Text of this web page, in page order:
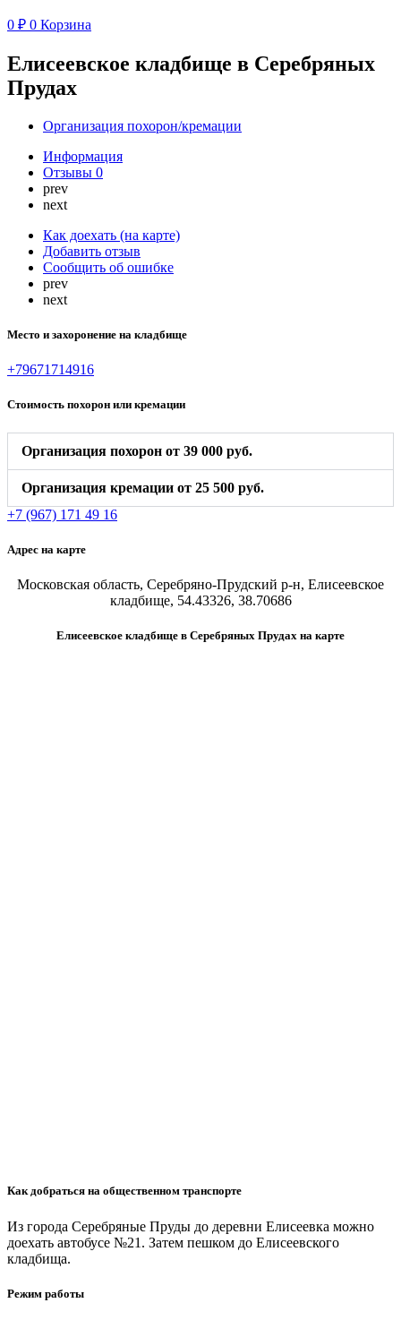
0 ₽ 0 Корзина
Елисеевское кладбище в Серебряных
Прудах
Организация похорон/кремации
Информация
Отзывы 0
prev
next
Как доехать (на карте)
Добавить отзыв
Сообщить об ошибке
prev
next
Место и захоронение на кладбище
+79671714916
Стоимость похорон или кремации
Организация похорон от 39 000 руб.
Организация кремации от 25 500 руб.
+7 (967) 171 49 16
Адрес на карте
Московская область, Серебряно-Прудский р-н, Елисеевское
кладбище, 54.43326, 38.70686
Елисеевское кладбище в Серебряных Прудах на карте
Как добраться на общественном транспорте
Из города Серебряные Пруды до деревни Елисеевка можно
доехать автобусе №21. Затем пешком до Елисеевского
кладбища.
Режим работы